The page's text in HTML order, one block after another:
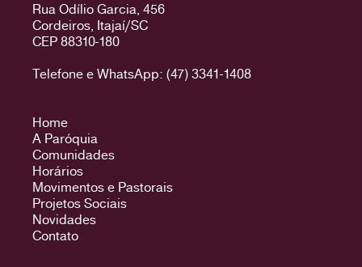
Rua Odílio Garcia, 456
Cordeiros, Itajaí/SC
CEP 88310-180
Telefone e WhatsApp: (47) 3341-1408
Home
A Paróquia
Comunidades
Horários
Movimentos e Pastorais
Projetos Sociais
Novidades
Contato